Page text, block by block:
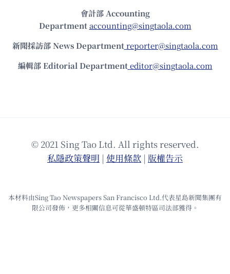
會計部 Accounting
Department accounting@singtaola.com
新聞採訪部 News Department reporter@singtaola.com
編輯部 Editorial Department editor@singtaola.com
© 2021 Sing Tao Ltd. All rights reserved.
私隱政策聲明 | 使⽤條款 | 版權告⽰
本材料由Sing Tao Newspapers San Francisco Ltd.代表星島新聞集團有
限公司發佈，更多相關信息可從華盛頓特區司法部獲得。